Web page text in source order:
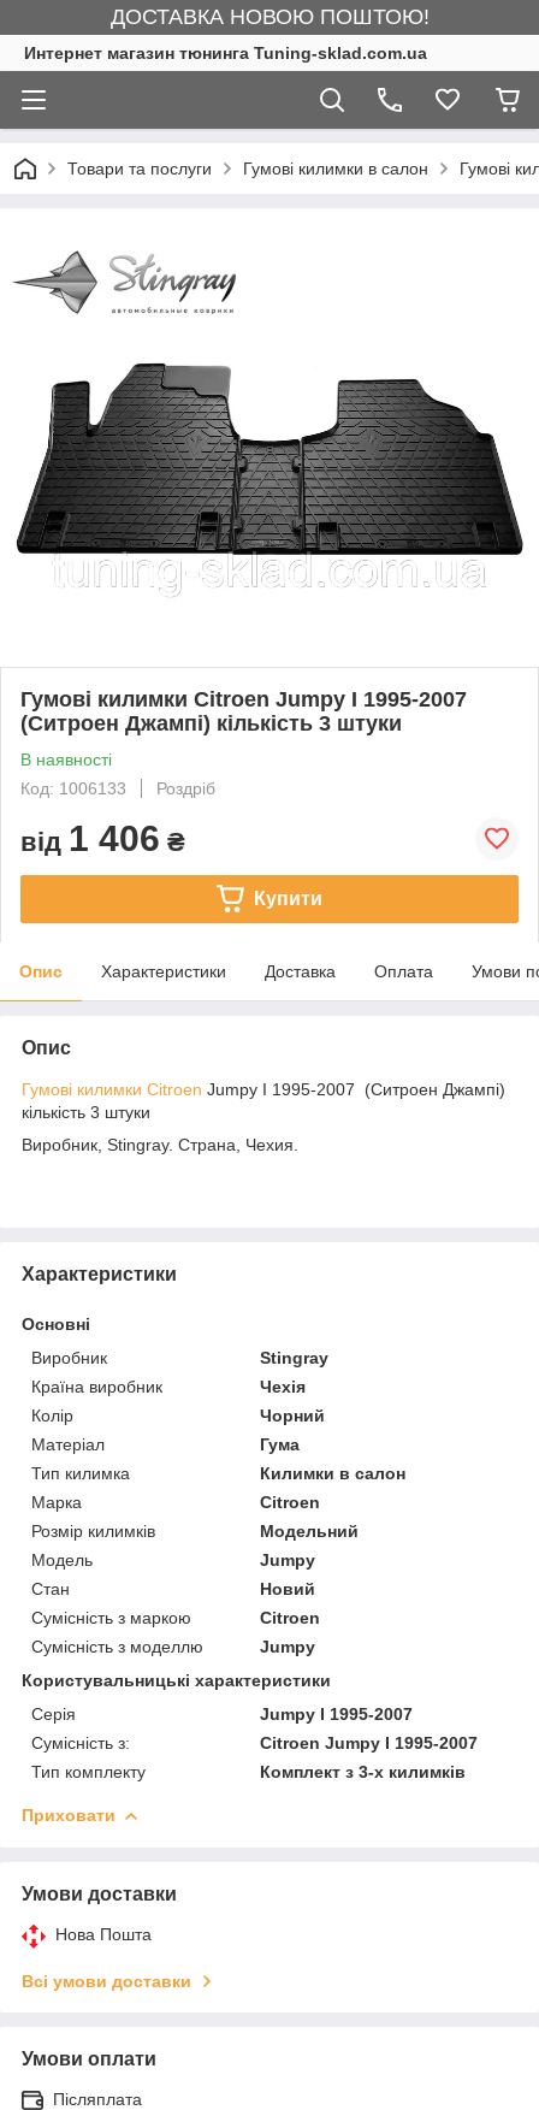
ДОСТАВКА НОВОЮ ПОШТОЮ!
Интернет магазин тюнинга Tuning-sklad.com.ua
Товари та послуги Гумові килимки в салон Гумові
Гумові килимки Citroen Jumpy I 1995-2007
(Ситроен Джампі) кількість 3 штуки
В наявності
Код: 1006133
Роздріб
від 1 406 ₴
Купити
Опис Характеристики Доставка Оплата Умови
Опис
Гумові килимки Citroen Jumpy I 1995-2007 (Ситроен Джампі)
кількість 3 штуки
Виробник, Stingray. Страна, Чехия.
Характеристики
Основні
Виробник
Stingray
Країна виробник
Чехія
Колір
Чорний
Матеріал
Гума
Тип килимка
Килимки в салон
Марка
Citroen
Розмір килимків
Модельний
Модель
Jumpy
Стан
Новий
Сумісність з маркою
Citroen
Сумісність з моделлю
Jumpy
Користувальницькі характеристики
Серія
Jumpy I 1995-2007
Сумісність з:
Citroen Jumpy I 1995-2007
Тип комплекту
Комплект з 3-х килимків
Приховати
Умови доставки
Нова Пошта
Всі умови доставки
Умови оплати
Післяплата